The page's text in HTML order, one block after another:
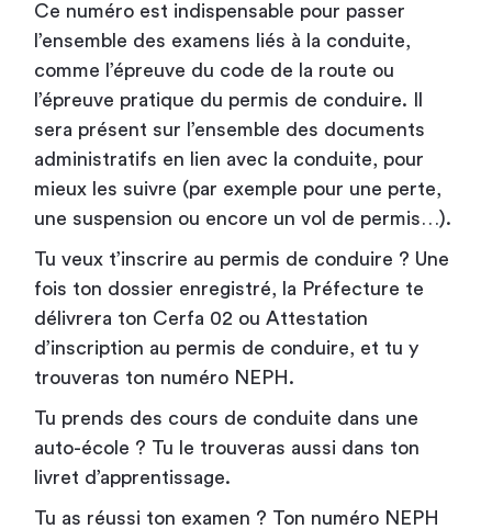
Ce numéro est indispensable pour passer
l’ensemble des examens liés à la conduite,
comme l’épreuve du code de la route ou
l’épreuve pratique du permis de conduire. Il
sera présent sur l’ensemble des documents
administratifs en lien avec la conduite, pour
mieux les suivre (par exemple pour une perte,
une suspension ou encore un vol de permis…).
Tu veux t’inscrire au permis de conduire ? Une
fois ton dossier enregistré, la Préfecture te
délivrera ton Cerfa 02 ou Attestation
d’inscription au permis de conduire, et tu y
trouveras ton numéro NEPH.
Tu prends des cours de conduite dans une
auto-école ? Tu le trouveras aussi dans ton
livret d’apprentissage.
Tu as réussi ton examen ? Ton numéro NEPH